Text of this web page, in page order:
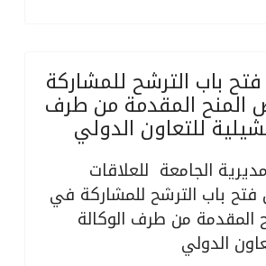
باب الترشح للمشاركة
المقدمة من طرف
للتعاون الدولي
الجامعة للعلاقات
فتح باب الترشح للمشاركة في
المقدمة من طرف الوكالة
الدولي